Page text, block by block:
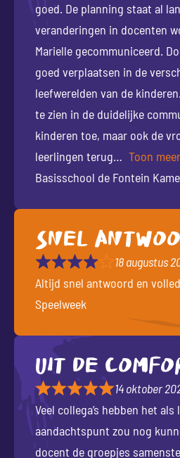
goed. De planning staat al
veranderingen in docenten
Marielle gecommuniceerd.
goed verplaatsen in de
leefwerelden van de
te zien in de duidelijke
kinderen toe, maar ook de
leerlingen terug
Toon meer
Basisschool de Fontein
Snel
18 augustus
Altijd snel antwoord en
Speelweek
Uit de
14 oktober
Veel collega’s hebben het
aandachtspunt zou nog
docent de groepjes